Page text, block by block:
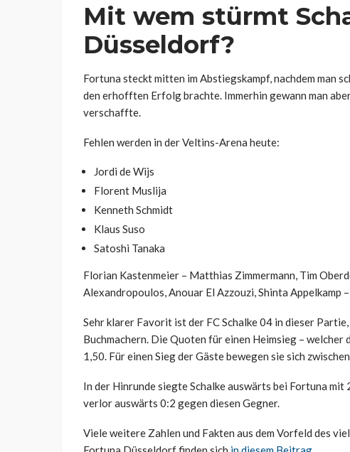
Mit wem stürmt
Düsseldorf?
Fortuna steckt mitten im Abstiegskampf, nachdem man
den erhofften Erfolg brachte. Immerhin gewann man
verschaffte.
Fehlen werden in der Veltins-Arena heute:
Jordi de Wijs
Florent Muslija
Kenneth Schmidt
Klaus Suso
Satoshi Tanaka
Florian Kastenmeier – Matthias Zimmermann, Tim
Alexandropoulos, Anouar El Azzouzi, Shinta Appelkamp
Sehr klarer Favorit ist der FC Schalke 04 in dieser
Buchmachern. Die Quoten für einen Heimsieg –
1,50. Für einen Sieg der Gäste bewegen sie sich
In der Hinrunde siegte Schalke auswärts bei Fortuna mit
verlor auswärts 0:2 gegen diesen Gegner.
Viele weitere Zahlen und Fakten aus dem Vorfeld des